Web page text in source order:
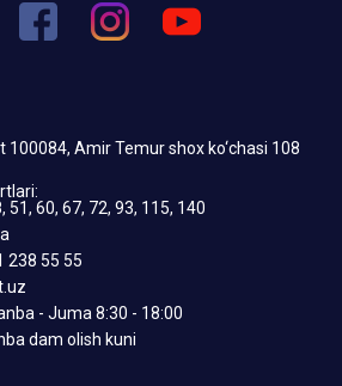
100084, Amir Temur shox ko‘chasi 108
51, 60, 67, 72, 93, 115, 140
238 55 55
- Juma 8:30 - 18:00
dam olish kuni